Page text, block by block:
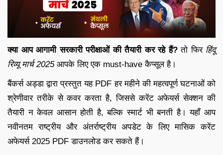
क्या आप आगामी सरकारी परीक्षाओं की तैयारी कर रहे हैं?तो फिर हिंदू
रिव्यू मार्च 2025आपके लिए एक must-have कैप्सूल है।
बैंकर्स अड्डा द्वारा प्रस्तुत यह PDF हर महीने की महत्वपूर्ण घटनाओं को
श्रेणीवार तरीके से कवर करता है, जिससे करेंट अफेयर्स सेक्शन की
तैयारी न केवल आसान होती है, बल्कि स्मार्ट भी बनती है। यहाँ आप
नवीनतम राष्ट्रीय और अंतर्राष्ट्रीय अपडेट के लिए मासिक करेंट
अफेयर्स 2025 PDF डाउनलोड कर सकते हैं।